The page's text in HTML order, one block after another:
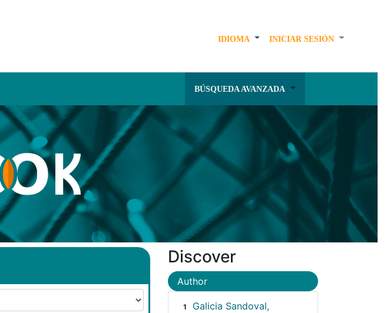
IDIOMA INICIAR SESIÓN
BÚSQUEDA AVANZADA
Discover
Author
1
Galicia Sandoval,